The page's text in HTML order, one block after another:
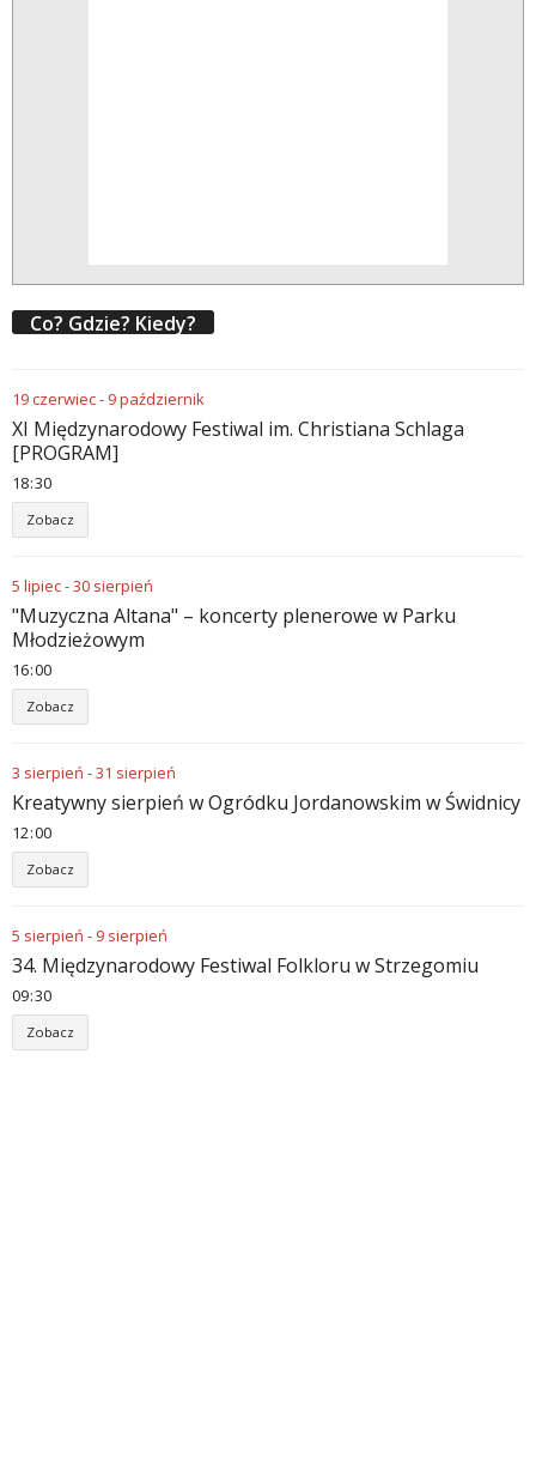
Co? Gdzie? Kiedy?
19czerwiec- 9październik
XI Międzynarodowy Festiwal im. Christiana Schlaga
[PROGRAM]
18:30
Zobacz
5 lipiec-30 sierpień
"Muzyczna Altana" – koncerty plenerowe w Parku
Młodzieżowym
16:00
Zobacz
3 sierpień -31 sierpień
Kreatywny sierpień w Ogródku Jordanowskim w Świdnicy
12:00
Zobacz
5 sierpień - 9 sierpień
34. Międzynarodowy Festiwal Folkloru w Strzegomiu
09:30
Zobacz